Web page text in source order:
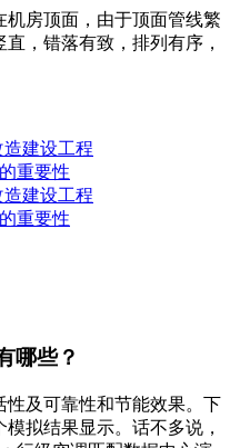
房顶面，由于顶面管线繁
，错落有致，排列有序，
建设工程
重要性
建设工程
重要性
哪些？
及可靠性和节能效果。下
拟结果显示。话不多说，